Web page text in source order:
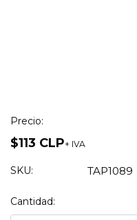
Precio:
$113 CLP+ IVA
SKU: TAP1089
Cantidad: